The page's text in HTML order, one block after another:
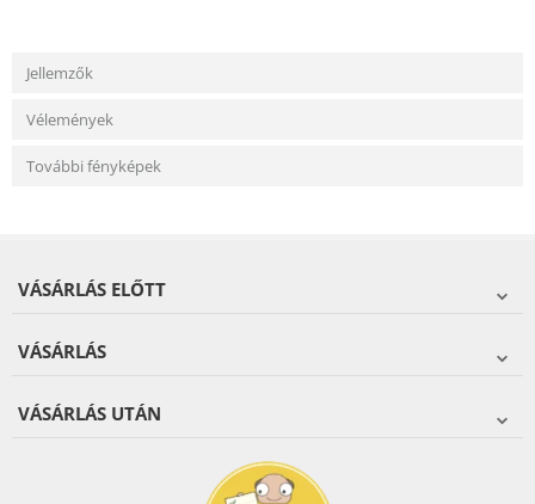
Jellemzők
Vélemények
További fényképek
VÁSÁRLÁS ELŐTT
VÁSÁRLÁS
VÁSÁRLÁS UTÁN